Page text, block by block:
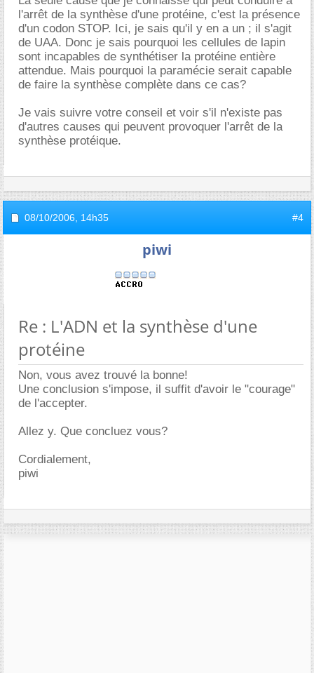
l'arrêt de la synthèse d'une protéine, c'est la présence
d'un codon STOP. Ici, je sais qu'il y en a un ; il s'agit
de UAA. Donc je sais pourquoi les cellules de lapin
sont incapables de synthétiser la protéine entière
attendue. Mais pourquoi la paramécie serait capable
de faire la synthèse complète dans ce cas?
Je vais suivre votre conseil et voir s'il n'existe pas
d'autres causes qui peuvent provoquer l'arrêt de la
synthèse protéique.
08/10/2006, 14h35 #4
piwi
Re : L'ADN et la synthèse d'une
protéine
Non, vous avez trouvé la bonne!
Une conclusion s'impose, il suffit d'avoir le "courage"
de l'accepter.
Allez y. Que concluez vous?
Cordialement,
piwi